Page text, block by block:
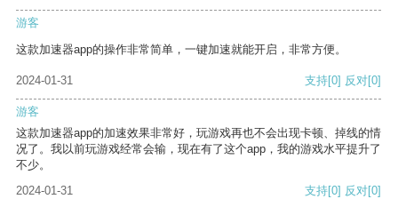
游客
这款加速器app的操作非常简单，一键加速就能开启，非常方便。
2024-01-31 支持[0] 反对[0]
游客
这款加速器app的加速效果非常好，玩游戏再也不会出现卡顿、掉线的情
况了。我以前玩游戏经常会输，现在有了这个app，我的游戏水平提升了
不少。
2024-01-31
支持[0] 反对[0]